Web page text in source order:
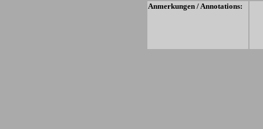
Anmerkungen / Annotations: